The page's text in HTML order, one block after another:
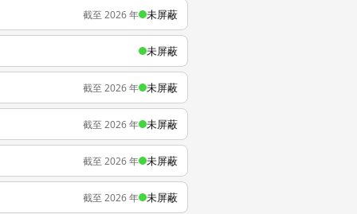
截至 2026 年 未屏蔽
未屏蔽
截至 2026 年 未屏蔽
截至 2026 年 未屏蔽
截至 2026 年 未屏蔽
截至 2026 年 未屏蔽